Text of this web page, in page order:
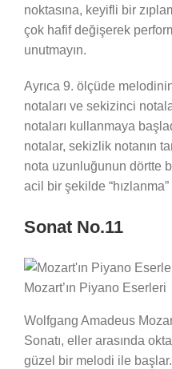
noktasına, keyifli bir
çok hafif değişerek
unutmayın.
Ayrıca 9. ölçüde
notaları ve sekizinci
notaları kullanmaya
notalar, sekizlik notanın
nota uzunluğunun dörtte
acil bir şekilde
Sonat No.11
Mozart’ın Piyano Eserleri
Wolfgang Amadeus
Sonatı, eller arasında
güzel bir melodi ile